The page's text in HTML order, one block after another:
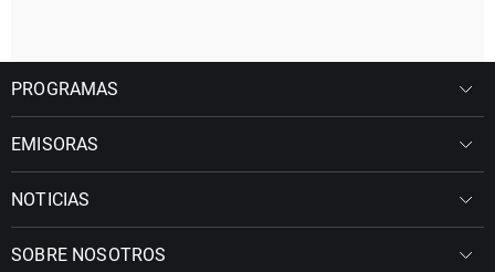
PROGRAMAS
EMISORAS
NOTICIAS
SOBRE NOSOTROS